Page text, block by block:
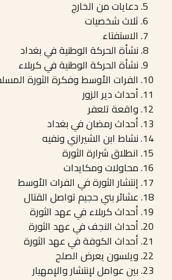
دعايات من الخارج
ثلاث شخصيات
الاستفتاء
نشأة الحركة الوطنية في بغداد
نشأة الحركة الوطنية في كربلاء
الفرات الأوسط وفكرة الثورة
أحداث دير الزور
واقعة تلعفر
أحداث رمضان في بغداد
نشاط ابن الشيرازي ونفيه
انطلاق شرارة الثورة
محاولات ومكايدات
إنتشار الثورة في الفرات الأوسط
عشائر بني حجيم تواصل القتال
أحداث كربلاء في عهد الثورة
أحداث النجف في عهد الثورة
أحداث الكوفة في عهد الثورة
ويلسون يعرض الصلح
بين عوامل لإنتشار والإمهيار